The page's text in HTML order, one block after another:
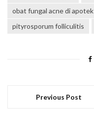
obat fungal acne di apotek
pityrosporum folliculitis
Previous Post